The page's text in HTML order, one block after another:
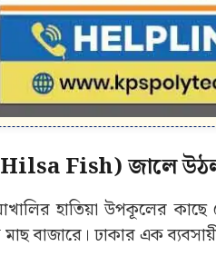
Fish) জালে
হাতিয়া উপকূলের
বাজারে। ঢাকার এক